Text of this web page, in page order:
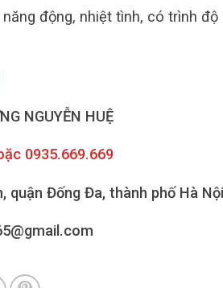
động, nhiệt tình, có trình độ
NGUYỄN HUỆ
0935.669.669
quận Đống Đa, thành phố Hà Nội